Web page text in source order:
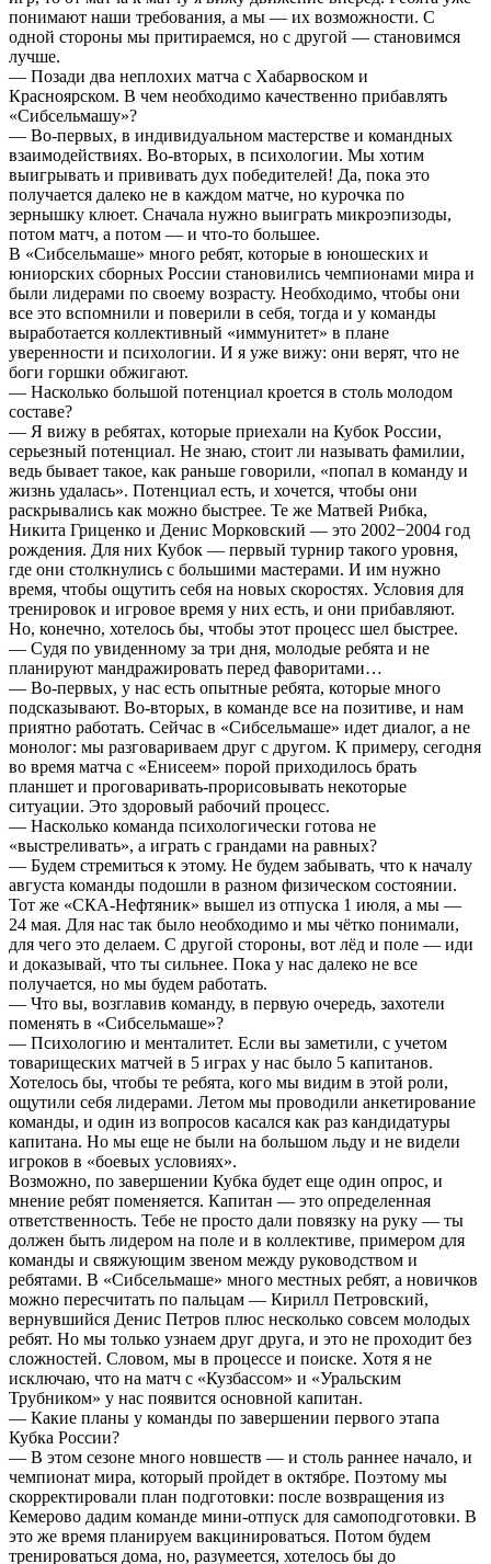
понимают наши требования, а мы — их возможности. С
одной стороны мы притираемся, но с другой — становимся
лучше.
— Позади два неплохих матча с Хабарвоском и
Красноярском. В чем необходимо качественно прибавлять
«Сибсельмашу»?
— Во-первых, в индивидуальном мастерстве и командных
взаимодействиях. Во-вторых, в психологии. Мы хотим
выигрывать и прививать дух победителей! Да, пока это
получается далеко не в каждом матче, но курочка по
зернышку клюет. Сначала нужно выиграть микроэпизоды,
потом матч, а потом — и что-то большее.
В «Сибсельмаше» много ребят, которые в юношеских и
юниорских сборных России становились чемпионами мира и
были лидерами по своему возрасту. Необходимо, чтобы они
все это вспомнили и поверили в себя, тогда и у команды
выработается коллективный «иммунитет» в плане
уверенности и психологии. И я уже вижу: они верят, что не
боги горшки обжигают.
— Насколько большой потенциал кроется в столь молодом
составе?
— Я вижу в ребятах, которые приехали на Кубок России,
серьезный потенциал. Не знаю, стоит ли называть фамилии,
ведь бывает такое, как раньше говорили, «попал в команду и
жизнь удалась». Потенциал есть, и хочется, чтобы они
раскрывались как можно быстрее. Те же Матвей Рибка,
Никита Гриценко и Денис Морковский — это 2002−2004 год
рождения. Для них Кубок — первый турнир такого уровня,
где они столкнулись с большими мастерами. И им нужно
время, чтобы ощутить себя на новых скоростях. Условия для
тренировок и игровое время у них есть, и они прибавляют.
Но, конечно, хотелось бы, чтобы этот процесс шел быстрее.
— Судя по увиденному за три дня, молодые ребята и не
планируют мандражировать перед фаворитами…
— Во-первых, у нас есть опытные ребята, которые много
подсказывают. Во-вторых, в команде все на позитиве, и нам
приятно работать. Сейчас в «Сибсельмаше» идет диалог, а не
монолог: мы разговариваем друг с другом. К примеру, сегодня
во время матча с «Енисеем» порой приходилось брать
планшет и проговаривать-прорисовывать некоторые
ситуации. Это здоровый рабочий процесс.
— Насколько команда психологически готова не
«выстреливать», а играть с грандами на равных?
— Будем стремиться к этому. Не будем забывать, что к началу
августа команды подошли в разном физическом состоянии.
Тот же «СКА-Нефтяник» вышел из отпуска 1 июля, а мы —
24 мая. Для нас так было необходимо и мы чётко понимали,
для чего это делаем. С другой стороны, вот лёд и поле — иди
и доказывай, что ты сильнее. Пока у нас далеко не все
получается, но мы будем работать.
— Что вы, возглавив команду, в первую очередь, захотели
поменять в «Сибсельмаше»?
— Психологию и менталитет. Если вы заметили, с учетом
товарищеских матчей в 5 играх у нас было 5 капитанов.
Хотелось бы, чтобы те ребята, кого мы видим в этой роли,
ощутили себя лидерами. Летом мы проводили анкетирование
команды, и один из вопросов касался как раз кандидатуры
капитана. Но мы еще не были на большом льду и не видели
игроков в «боевых условиях».
Возможно, по завершении Кубка будет еще один опрос, и
мнение ребят поменяется. Капитан — это определенная
ответственность. Тебе не просто дали повязку на руку — ты
должен быть лидером на поле и в коллективе, примером для
команды и свяжующим звеном между руководством и
ребятами. В «Сибсельмаше» много местных ребят, а новичков
можно пересчитать по пальцам — Кирилл Петровский,
вернувшийся Денис Петров плюс несколько совсем молодых
ребят. Но мы только узнаем друг друга, и это не проходит без
сложностей. Словом, мы в процессе и поиске. Хотя я не
исключаю, что на матч с «Кузбассом» и «Уральским
Трубником» у нас появится основной капитан.
— Какие планы у команды по завершении первого этапа
Кубка России?
— В этом сезоне много новшеств — и столь раннее начало, и
чемпионат мира, который пройдет в октябре. Поэтому мы
скорректировали план подготовки: после возвращения из
Кемерово дадим команде мини-отпуск для самоподготовки. В
это же время планируем вакцинироваться. Потом будем
тренироваться дома, но, разумеется, хотелось бы до